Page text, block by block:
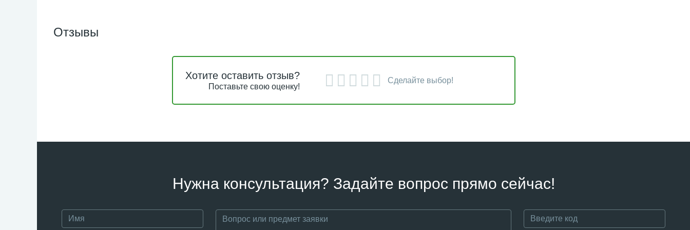
Отзывы
Хотите оставить отзыв?
Поставьте свою оценку!
Сделайте выбор!
Нужна консультация? Задайте вопрос прямо сейчас!